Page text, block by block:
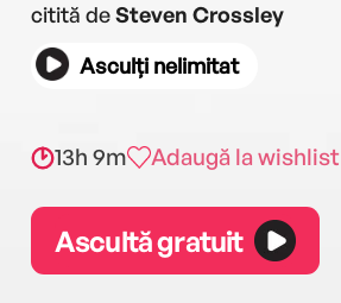
citită deSteven Crossley
Asculți nelimitat
13h 9m Adaugă la wishlist
Ascultă gratuit